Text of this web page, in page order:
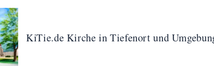
KiTie.de Kirche in Tiefenort und